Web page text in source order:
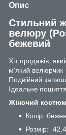
Опис
Стильний
велюру
бежевий
Хіт продажів,
м'який велюрчик
Подвійний
Ідеальне
Жіночий
Колір:
Розмір: